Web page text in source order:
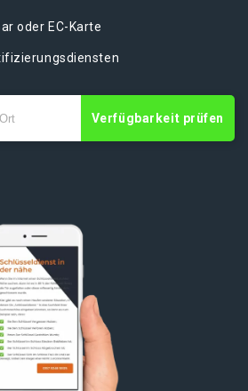
oder EC-Karte
Verfügbarkeit prüfen